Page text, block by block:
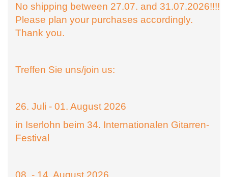
No shipping between 27.07. and 31.07.2026!!!!
Please plan your purchases accordingly.
Thank you.
Treffen Sie uns/join us:
26. Juli - 01. August 2026
in Iserlohn beim 34. Internationalen Gitarren-
Festival